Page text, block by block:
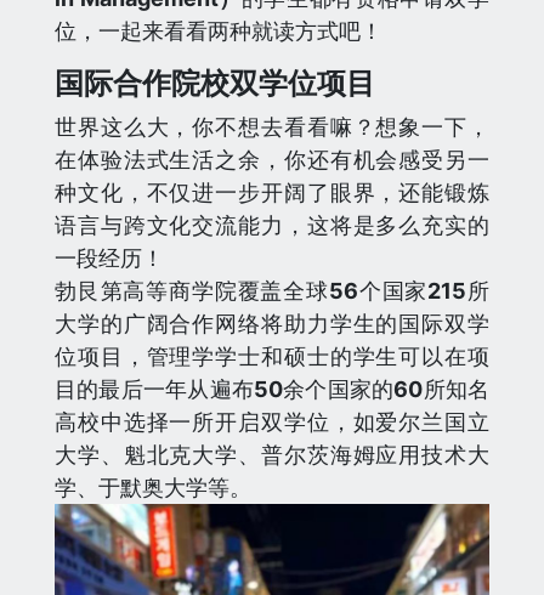
位，一起来看看两种就读方式吧！
国际合作院校双学位项目
世界这么大，你不想去看看嘛？想象一下，
在体验法式生活之余，你还有机会感受另一
种文化，不仅进一步开阔了眼界，还能锻炼
语言与跨文化交流能力，这将是多么充实的
一段经历！
勃艮第高等商学院覆盖全球56个国家215所
大学的广阔合作网络将助力学生的国际双学
位项目，管理学学士和硕士的学生可以在项
目的最后一年从遍布50余个国家的60所知名
高校中选择一所开启双学位，如爱尔兰国立
大学、魁北克大学、普尔茨海姆应用技术大
学、于默奥大学等。